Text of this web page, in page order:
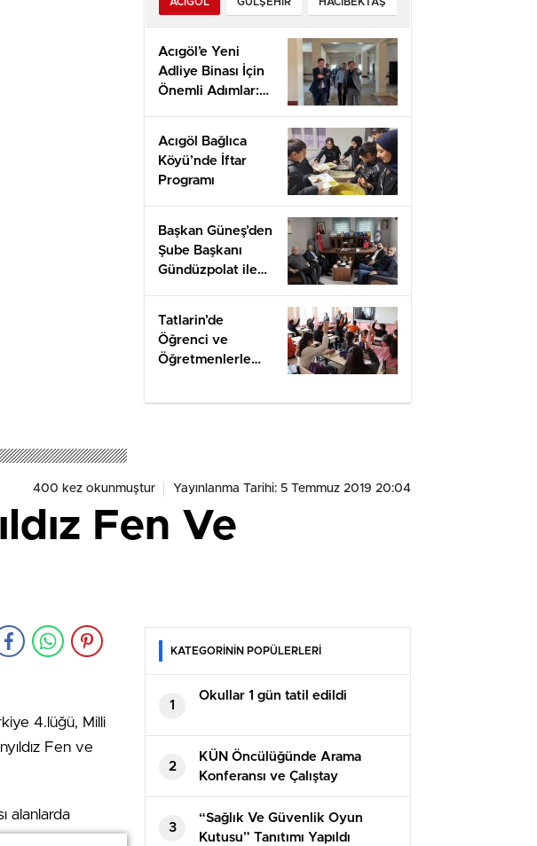
Subscription
Acıgöl’e Yeni
Adliye Binası İçin
Önemli Adımlar:
Değerlendirmesi
Acıgöl Bağlıca
Köyü’nde İftar
Programı
Başkan Güneş’den
Şube Başkanı
Gündüzpolat ile
Tatlarin’de
Öğrenci ve
Öğretmenlerle
400 kez okunmuştur Yayınlanma Tarihi: 5 Temmuz 2019 20:04
Fen Ve
4.lüğü, Milli
Fen ve
alanlarda
KATEGORİNİN POPÜLERLERİ
1
Okullar 1 gün tatil edildi
2
KÜN Öncülüğünde Arama
Konferansı ve Çalıştay
Gerçekleştirildi
3
“Sağlık Ve Güvenlik Oyun
Kutusu” Tanıtımı Yapıldı